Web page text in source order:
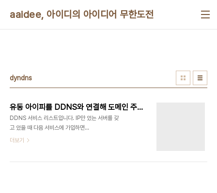
aaidee, 아이디의 아이디어 무한도전
dyndns
유동 아이피를 DDNS와 연결해 도메인 주소 만들기
DDNS 서비스 리스트입니다. IP만 있는 서버를 갖
고 있을 때 다음 서비스에 가입하면
xxx.dyndns.com같은 DNS 주소를 가질 수 있습
더보기